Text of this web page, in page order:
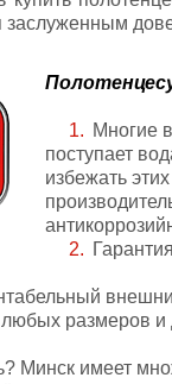
заслуженным
Многие
поступает
избежать
размеров и
Минск имеет